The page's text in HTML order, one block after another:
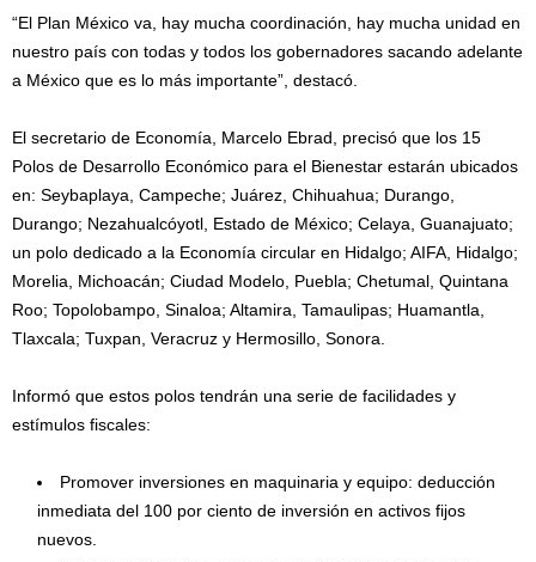
“El Plan México va, hay mucha coordinación, hay mucha unidad en
nuestro país con todas y todos los gobernadores sacando adelante
a México que es lo más importante”, destacó.
El secretario de Economía, Marcelo Ebrad, precisó que los 15
Polos de Desarrollo Económico para el Bienestar estarán ubicados
en: Seybaplaya, Campeche; Juárez, Chihuahua; Durango,
Durango; Nezahualcóyotl, Estado de México; Celaya, Guanajuato;
un polo dedicado a la Economía circular en Hidalgo; AIFA, Hidalgo;
Morelia, Michoacán; Ciudad Modelo, Puebla; Chetumal, Quintana
Roo; ⁠⁠Topolobampo, Sinaloa; Altamira, Tamaulipas; Huamantla,
Tlaxcala; Tuxpan, Veracruz y Hermosillo, Sonora.
Informó que estos polos tendrán una serie de facilidades y
estímulos fiscales:
Promover inversiones en maquinaria y equipo: deducción
inmediata del 100 por ciento de inversión en activos fijos
nuevos.